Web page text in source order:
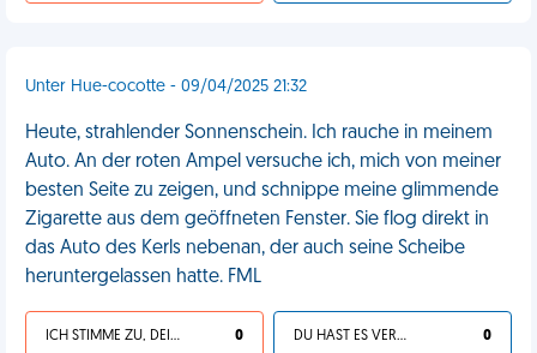
Unter Hue-cocotte - 09/04/2025 21:32
Heute, strahlender Sonnenschein. Ich rauche in meinem
Auto. An der roten Ampel versuche ich, mich von meiner
besten Seite zu zeigen, und schnippe meine glimmende
Zigarette aus dem geöffneten Fenster. Sie flog direkt in
das Auto des Kerls nebenan, der auch seine Scheibe
heruntergelassen hatte. FML
ICH STIMME ZU, DEIN LEBEN IST SCHEISSE 0 DU HAST ES VERDIENT 0